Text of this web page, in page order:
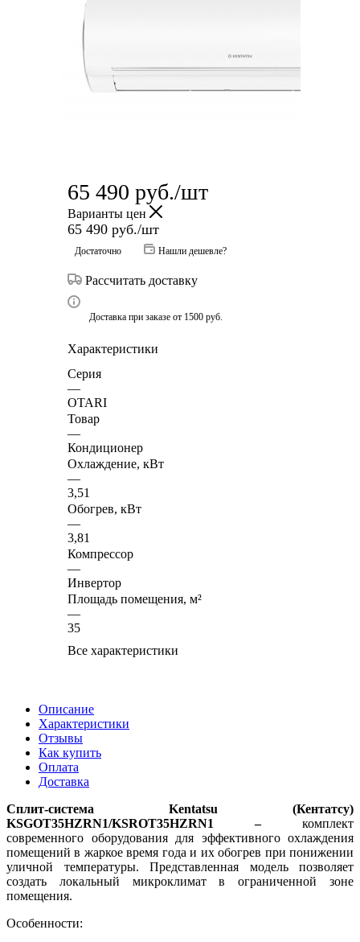
65 490 руб./шт
Варианты цен
65 490 руб./шт
Достаточно Нашли дешевле?
Рассчитать доставку
Доставка при заказе от 1500 руб.
Характеристики
Серия
—
OTARI
Товар
—
Кондиционер
Охлаждение, кВт
—
3,51
Обогрев, кВт
—
3,81
Компрессор
—
Инвертор
Площадь помещения, м²
—
35
Все характеристики
Описание
Характеристики
Отзывы
Как купить
Оплата
Доставка
Сплит-система Kentatsu (Кентатсу)
KSGOT35HZRN1/KSROT35HZRN1 – комплект
современного оборудования для эффективного охлаждения
помещений в жаркое время года и их обогрев при понижении
уличной температуры. Представленная модель позволяет
создать локальный микроклимат в ограниченной зоне
помещения.
Особенности: